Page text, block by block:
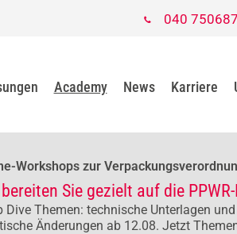
040
Academy News Karriere
Workshops zur
Sie gezielt auf die
Dive Themen: technische Unterlagen
Änderungen ab 12.08. Jetzt